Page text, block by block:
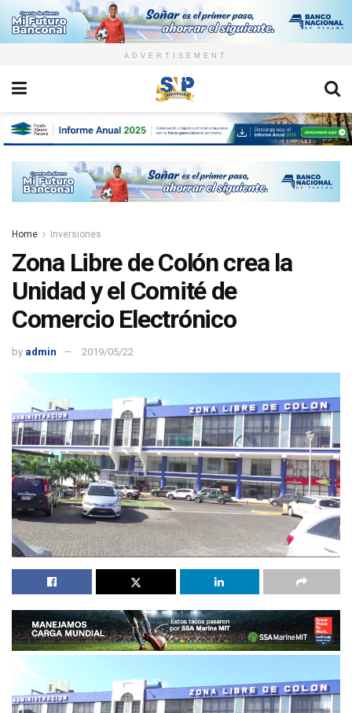
ADVERTISEMENT
Home Inversiones
Zona Libre de Colón crea la
Unidad y el Comité de
Comercio Electrónico
by admin 2019/05/22